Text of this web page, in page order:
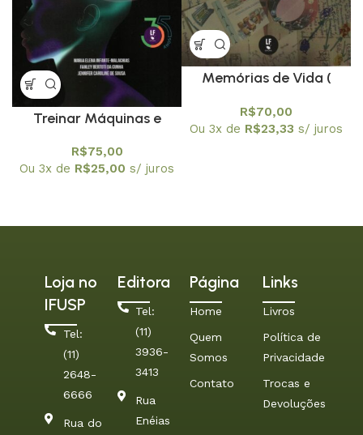
Memórias de Vida (
de família )
R$70,00
Ou 3x de R$23,33 s/ juros
Treinar Máquinas e
do educar na era da
R$75,00
Ou 3x de R$25,00 s/ juros
Loja no
IFUSP
Tel:
(11)
2648-
6666
Rua do
Editora
Tel:
(11)
3936-
3413
Rua
Enéias
Página
Home
Quem
Somos
Contato
Links
Livros
Política de
Privacidade
Trocas e
Devoluções